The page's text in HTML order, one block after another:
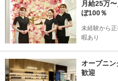
月給25万
ぼ100％
未経験から
暇あり
オープニン
歓迎